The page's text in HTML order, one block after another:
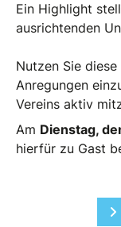
Ein Highlight
ausrichtenden
Nutzen Sie
Anregungen
Vereins aktiv
Am Dienstag,
hierfür zu Gast